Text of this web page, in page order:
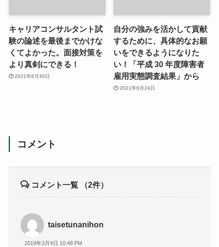
キャリアコンサルタント試
験の論述を最後までかけな
くてよかった。面接対策を
より真剣にできる！
2021年6月30日
自分の強みを活かして貢献
するために、具体的なお願
いをできるようになりた
い！「平成 30 年度障害者
雇用実態調査結果」から
2021年6月24日
コメント
コメント一覧 （2件）
taisetunanihon
2019年3月4日 10:48 PM